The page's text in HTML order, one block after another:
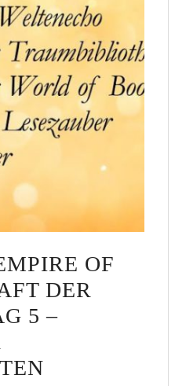
OF
DER
5 –